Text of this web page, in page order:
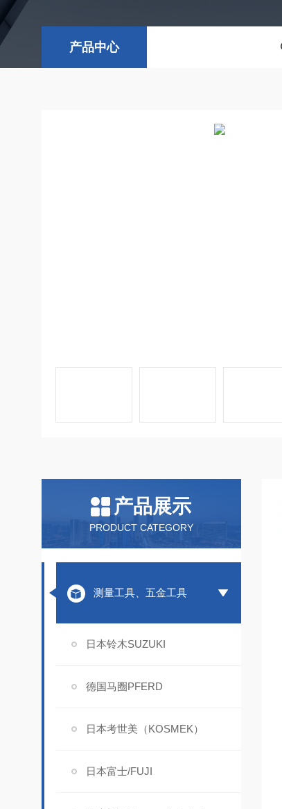
产品中心
产品展示
PRODUCT CATEGORY
测量工具、五金工具
日本铃木SUZUKI
德国马圈PFERD
日本考世美（KOSMEK）
日本富士/FUJI